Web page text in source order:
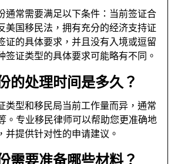
通常需要满足以下条件：当前签证合
美国移民法，拥有充分的经济支持证
证的具体要求，并且没有入境或逗留
签证类型的具体要求可能略有不同。
的处理时间是多久？
类型和移民局当前工作量而异，通常
。专业移民律师可以帮助您更准确地
并提供针对性的申请建议。
需要准备哪些材料？